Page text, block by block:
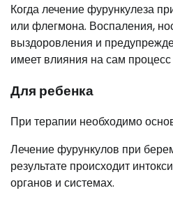
Когда лечение фурункулеза
или флегмона. Воспаления,
выздоровления и
имеет влияния на сам
Для ребенка
При терапии необходимо
Лечение фурункулов при
результате происходит
органов и системах.